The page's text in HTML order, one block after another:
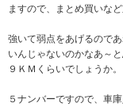
ますので、まとめ買いなど
強いて弱点をあげるので
いんじゃないのかなあ～
９ＫＭくらいでしょうか。
５ナンバーですので、車